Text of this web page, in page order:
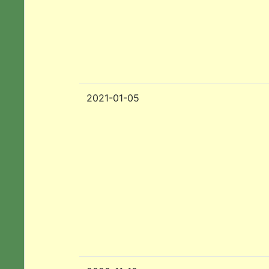
2021-01-05